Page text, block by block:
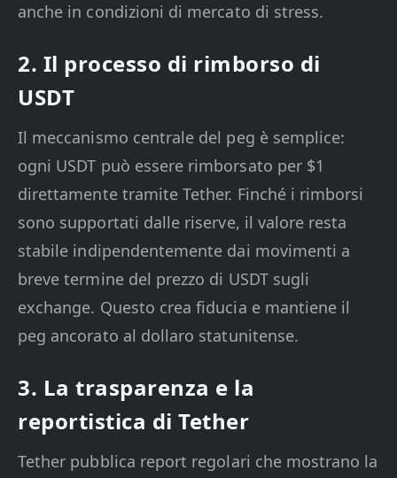
anche in condizioni di mercato di stress.
2. Il processo di rimborso di
USDT
Il meccanismo centrale del peg è semplice:
ogni USDT può essere rimborsato per $1
direttamente tramite Tether. Finché i rimborsi
sono supportati dalle riserve, il valore resta
stabile indipendentemente dai movimenti a
breve termine del prezzo di USDT sugli
exchange. Questo crea fiducia e mantiene il
peg ancorato al dollaro statunitense.
3. La trasparenza e la
reportistica di Tether
Tether pubblica report regolari che mostrano la